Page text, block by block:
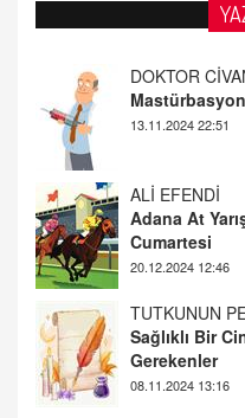
DOKTOR
13.11.2024 22:51
ALİ EFENDİ
Adana At
Cumartesi
20.12.2024 12:46
TUTKUNUN
Sağlıklı Bir
Gerekenler
08.11.2024 13:16